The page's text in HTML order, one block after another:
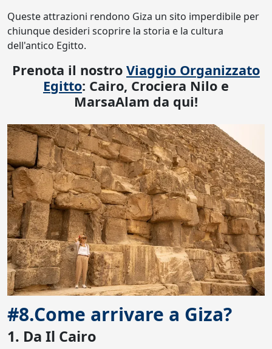
Queste attrazioni rendono Giza un sito imperdibile per
chiunque desideri scoprire la storia e la cultura
dell'antico Egitto.
Prenota il nostro Viaggio Organizzato
Egitto: Cairo, Crociera Nilo e
MarsaAlam da qui!
#8.Come arrivare a Giza?
1. Da Il Cairo